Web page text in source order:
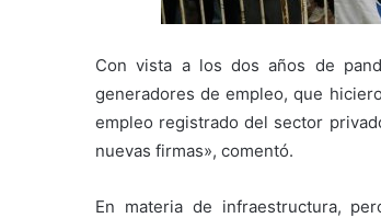
Con vista a los dos años de
generadores de empleo, que
empleo registrado del sector
nuevas firmas», comentó.
En materia de infraestructura,